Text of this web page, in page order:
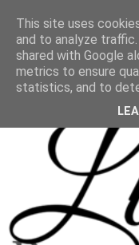
This site uses
and to analyze
shared with Google
metrics to ensure
statistics, and to